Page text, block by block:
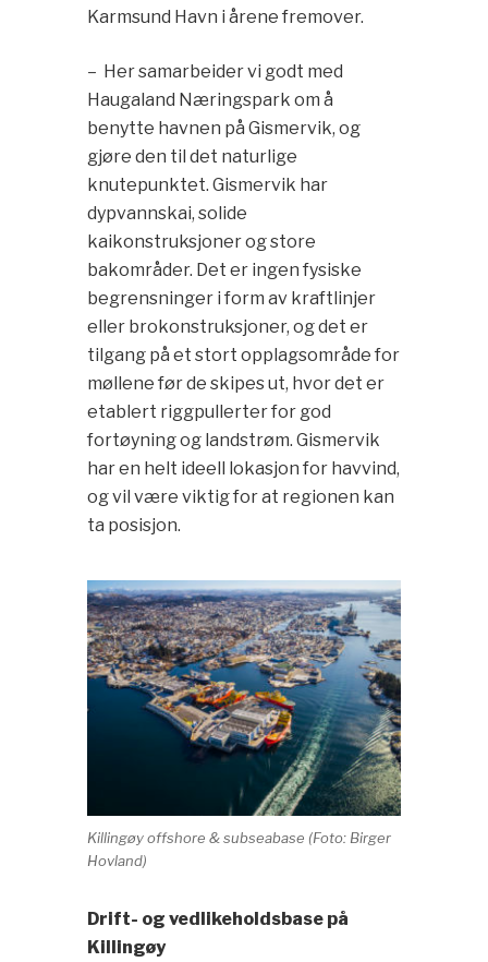
Karmsund Havn i årene fremover.
– Her samarbeider vi godt med
Haugaland Næringspark om å
benytte havnen på Gismervik, og
gjøre den til det naturlige
knutepunktet. Gismervik har
dypvannskai, solide
kaikonstruksjoner og store
bakområder. Det er ingen fysiske
begrensninger i form av kraftlinjer
eller brokonstruksjoner, og det er
tilgang på et stort opplagsområde for
møllene før de skipes ut, hvor det er
etablert riggpullerter for god
fortøyning og landstrøm. Gismervik
har en helt ideell lokasjon for havvind,
og vil være viktig for at regionen kan
ta posisjon.
Killingøy offshore & subseabase (Foto: Birger
Hovland)
Drift- og vedlikeholdsbase på
Killingøy